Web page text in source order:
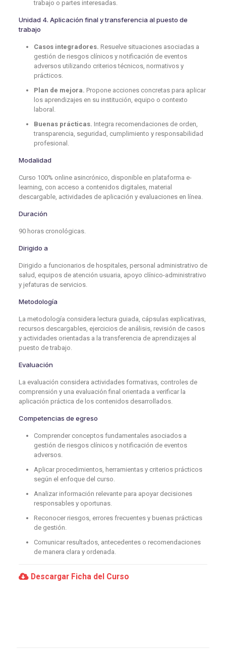
trabajo o partes interesadas.
Unidad 4. Aplicación final y transferencia al puesto de
trabajo
Casos integradores. Resuelve situaciones asociadas a
gestión de riesgos clínicos y notificación de eventos
adversos utilizando criterios técnicos, normativos y
prácticos.
Plan de mejora. Propone acciones concretas para aplicar
los aprendizajes en su institución, equipo o contexto
laboral.
Buenas prácticas. Integra recomendaciones de orden,
transparencia, seguridad, cumplimiento y responsabilidad
profesional.
Modalidad
Curso 100% online asincrónico, disponible en plataforma e-
learning, con acceso a contenidos digitales, material
descargable, actividades de aplicación y evaluaciones en línea.
Duración
90 horas cronológicas.
Dirigido a
Dirigido a funcionarios de hospitales, personal administrativo de
salud, equipos de atención usuaria, apoyo clínico-administrativo
y jefaturas de servicios.
Metodología
La metodología considera lectura guiada, cápsulas explicativas,
recursos descargables, ejercicios de análisis, revisión de casos
y actividades orientadas a la transferencia de aprendizajes al
puesto de trabajo.
Evaluación
La evaluación considera actividades formativas, controles de
comprensión y una evaluación final orientada a verificar la
aplicación práctica de los contenidos desarrollados.
Competencias de egreso
Comprender conceptos fundamentales asociados a
gestión de riesgos clínicos y notificación de eventos
adversos.
Aplicar procedimientos, herramientas y criterios prácticos
según el enfoque del curso.
Analizar información relevante para apoyar decisiones
responsables y oportunas.
Reconocer riesgos, errores frecuentes y buenas prácticas
de gestión.
Comunicar resultados, antecedentes o recomendaciones
de manera clara y ordenada.
Descargar Ficha del Curso